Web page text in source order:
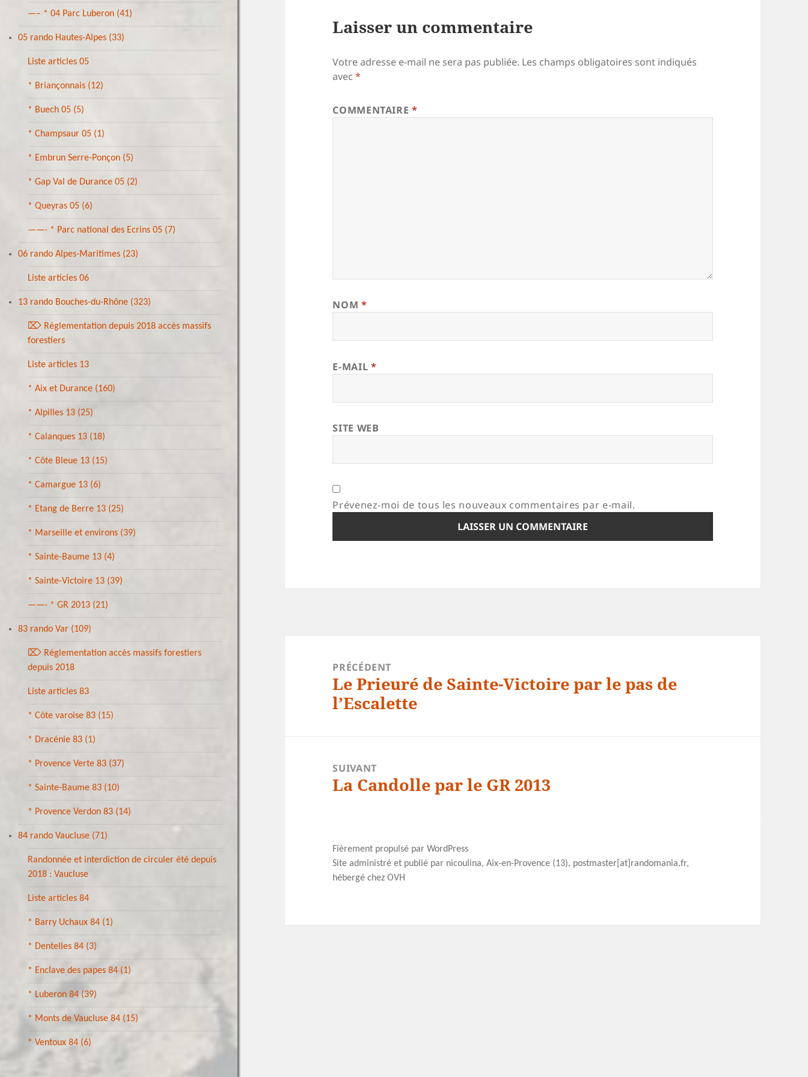
—– * 04 Parc Luberon (41)
05 rando Hautes-Alpes (33)
Liste articles 05
* Briançonnais (12)
* Buech 05 (5)
* Champsaur 05 (1)
* Embrun Serre-Ponçon (5)
* Gap Val de Durance 05 (2)
* Queyras 05 (6)
——- * Parc national des Ecrins 05 (7)
06 rando Alpes-Maritimes (23)
Liste articles 06
13 rando Bouches-du-Rhône (323)
⌦ Réglementation depuis 2018 accès massifs
forestiers
Liste articles 13
* Aix et Durance (160)
* Alpilles 13 (25)
* Calanques 13 (18)
* Côte Bleue 13 (15)
* Camargue 13 (6)
* Etang de Berre 13 (25)
* Marseille et environs (39)
* Sainte-Baume 13 (4)
* Sainte-Victoire 13 (39)
——- * GR 2013 (21)
83 rando Var (109)
⌦ Réglementation accès massifs forestiers
depuis 2018
Liste articles 83
* Côte varoise 83 (15)
* Dracénie 83 (1)
* Provence Verte 83 (37)
* Sainte-Baume 83 (10)
* Provence Verdon 83 (14)
84 rando Vaucluse (71)
Randonnée et interdiction de circuler été depuis
2018 : Vaucluse
Liste articles 84
* Barry Uchaux 84 (1)
* Dentelles 84 (3)
* Enclave des papes 84 (1)
* Luberon 84 (39)
* Monts de Vaucluse 84 (15)
* Ventoux 84 (6)
Laisser un commentaire
Votre adresse e-mail ne sera pas publiée. Les champs obligatoires sont indiqués
avec*
COMMENTAIRE*
NOM *
E-MAIL *
SITE WEB
Prévenez-moi de tous les nouveaux commentaires par e-mail.
PRÉCÉDENT
Article
précédent :
Le Prieuré de Sainte-Victoire par le pas de
l’Escalette
SUIVANT
Article
La Candolle par le GR 2013
Fièrement propulsé par WordPress
Site administré et publié par nicoulina, Aix-en-Provence (13), postmaster[at]randomania.fr,
hébergé chez OVH